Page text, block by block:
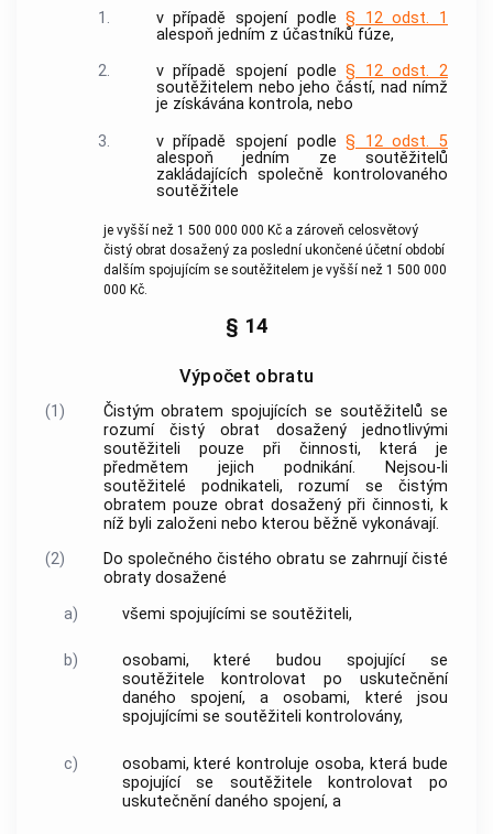
1. v případě spojení podle§ 12 odst. 1
alespoň jedním z účastníků fúze,
2.
v případě spojení podle§ 12 odst. 2
soutěžitelem nebo jeho částí, nad nímž
je získávána kontrola, nebo
3.
v případě spojení podle§ 12 odst. 5
alespoň jedním ze soutěžitelů
zakládajících společně kontrolovaného
soutěžitele
je vyšší než 1 500 000 000 Kč a zároveň celosvětový
čistý obrat dosažený za poslední ukončené účetní období
dalším spojujícím se soutěžitelem je vyšší než 1 500 000
000 Kč.
§ 14
Výpočet obratu
(1) Čistým obratem spojujících sesoutěžitelů se
rozumí čistý obrat dosažený jednotlivými
soutěžiteli pouze při činnosti, která je
předmětem jejich podnikání. Nejsou-li
soutěžitelé podnikateli, rozumí se čistým
obratem pouze obrat dosažený při činnosti, k
níž byli založeni nebo kterou běžně vykonávají.
(2)
Do společného čistého obratu se zahrnují čisté
obraty dosažené
a)
všemi spojujícími se soutěžiteli,
b)
osobami, které budou spojující se
soutěžitele kontrolovat po uskutečnění
daného spojení, a osobami, které jsou
spojujícími se soutěžiteli kontrolovány,
c)
osobami, které kontroluje osoba, která bude
spojující se soutěžitele kontrolovat po
uskutečnění daného spojení, a